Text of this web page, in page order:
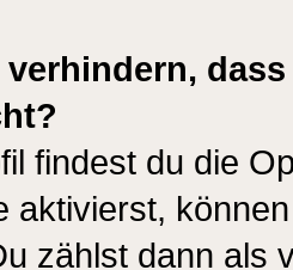
findest du die
aktivierst,
zählst dann als